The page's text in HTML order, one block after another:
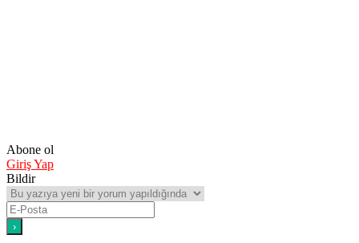
Abone ol
Giriş Yap
Bildir